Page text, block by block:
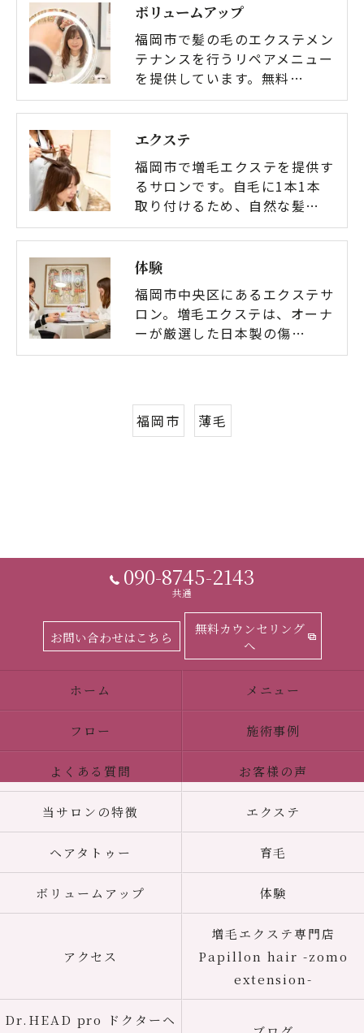
ボリュームアップ
福岡市で髪の毛のエクステメン
テナンスを行うリペアメニュー
を提供しています。無料…
エクステ
福岡市で増毛エクステを提供す
るサロンです。自毛に1本1本
取り付けるため、自然な髪…
体験
福岡市中央区にあるエクステサ
ロン。増毛エクステは、オーナ
ーが厳選した日本製の傷…
福岡市 薄毛
090-8745-2143
共通
お問い合わせはこちら
無料カウンセリング
へ
ホーム メニュー
フロー 施術事例
よくある質問 お客様の声
当サロンの特徴 エクステ
ヘアタトゥー 育毛
ボリュームアップ 体験
アクセス
増毛エクステ専門店
Papillon hair -zomo
extension-
Dr.HEAD pro ドクターヘ